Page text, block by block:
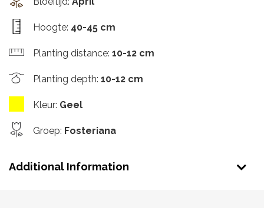
Hoogte: 40-45 cm
Planting distance: 10-12 cm
Planting depth: 10-12 cm
Kleur: Geel
Groep: Fosteriana
Additional Information